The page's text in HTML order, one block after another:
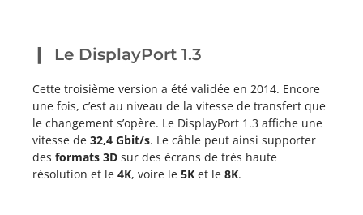
Le DisplayPort 1.3
Cette troisième version a été validée en 2014. Encore
une fois, c’est au niveau de la vitesse de transfert que
le changement s’opère. Le DisplayPort 1.3 affiche une
vitesse de 32,4 Gbit/s. Le câble peut ainsi supporter
des formats 3D sur des écrans de très haute
résolution et le 4K, voire le 5K et le 8K.